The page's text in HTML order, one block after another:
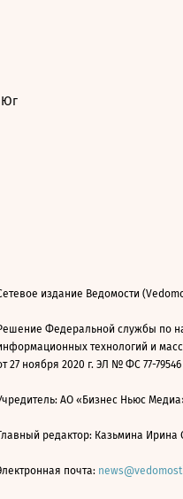
Юг
издание Ведомости
Федеральной службы по
технологий и
27 ноября 2020 г. ЭЛ № ФС 77-79546
АО «Бизнес Ньюс
редактор: Казьмина Ирина
почта: